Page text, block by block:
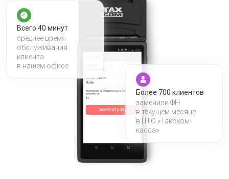
Всего 40 минут
среднее время
обслуживания
клиента
в нашем офисе
Более 700 клиентов
заменили ФН
в текущем месяце
в ЦТО «Такском-
касса»